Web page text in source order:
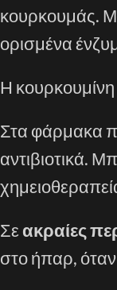
κουρκουμάς.
ορισμένα
Η κουρκουμίνη
Στα φάρμακα
αντιβιοτικά.
Σε ακραίες
στο ήπαρ, όταν